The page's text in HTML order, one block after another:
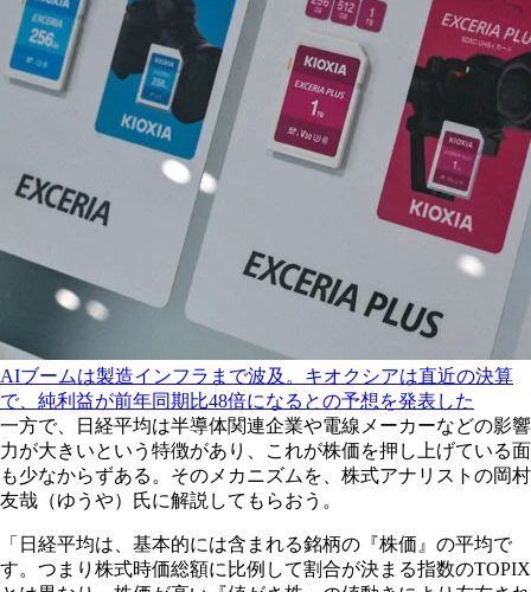
AIブームは製造インフラまで波及。キオクシアは直近の決算
で、純利益が前年同期比48倍になるとの予想を発表した
一方で、日経平均は半導体関連企業や電線メーカーなどの影響
力が大きいという特徴があり、これが株価を押し上げている面
も少なからずある。そのメカニズムを、株式アナリストの岡村
友哉（ゆうや）氏に解説してもらおう。
「日経平均は、基本的には含まれる銘柄の『株価』の平均で
す。つまり株式時価総額に比例して割合が決まる指数のTOPIX